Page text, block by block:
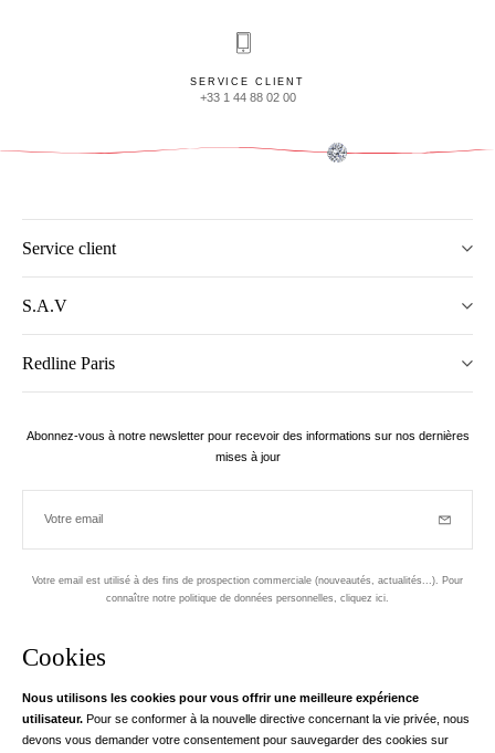
Cookies
Nous utilisons les cookies pour vous offrir une meilleure expérience
utilisateur. Pour se conformer à la nouvelle directive concernant la vie privée, nous
devons vous demander votre consentement pour sauvegarder des cookies sur
SERVICE CLIENT
+33 1 44 88 02 00
Service client
S.A.V
Redline Paris
Abonnez-vous à notre newsletter pour recevoir des informations sur nos dernières
mises à jour
Votre email
Votre email est utilisé à des fins de prospection commerciale (nouveautés, actualités...). Pour
connaître notre politique de données personnelles, cliquez ici
Votre adresse email